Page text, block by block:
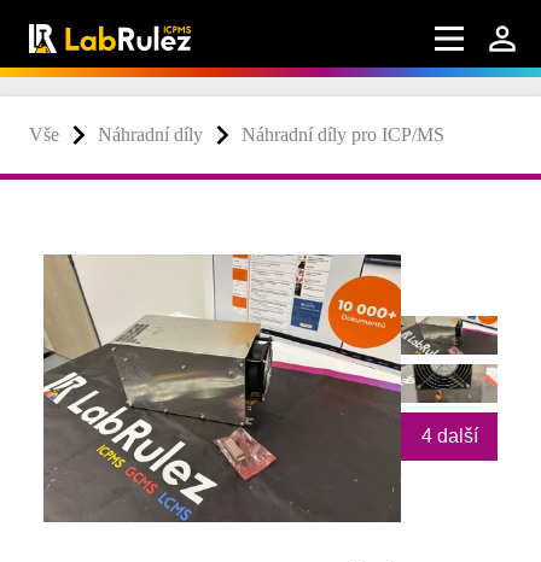
Vše Náhradní díly Náhradní díly pro ICP/MS
4 další